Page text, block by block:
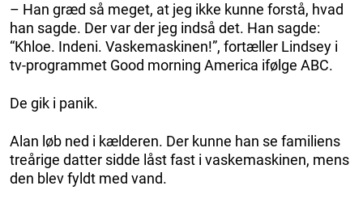
– Han græd så meget, at jeg ikke kunne forstå, hvad
han sagde. Der var der jeg indså det. Han sagde:
“Khloe. Indeni. Vaskemaskinen!”, fortæller Lindsey i
tv-programmet Good morning America ifølge ABC.
De gik i panik.
Alan løb ned i kælderen. Der kunne han se familiens
treårige datter sidde låst fast i vaskemaskinen, mens
den blev fyldt med vand.